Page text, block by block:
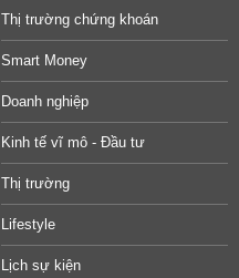
Thị trường chứng khoán
Smart Money
Doanh nghiệp
Kinh tế vĩ mô - Đầu tư
Thị trường
Lifestyle
Lịch sự kiện